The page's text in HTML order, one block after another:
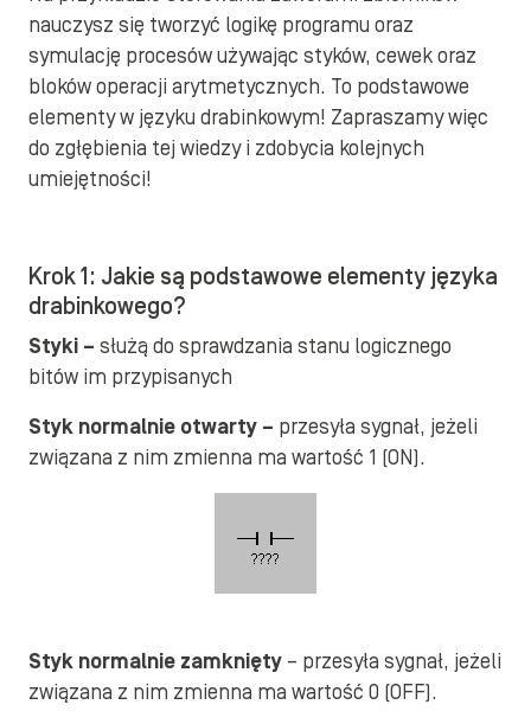
nauczysz się tworzyć logikę programu oraz
symulację procesów używając styków, cewek oraz
bloków operacji arytmetycznych. To podstawowe
elementy w języku drabinkowym! Zapraszamy więc
do zgłębienia tej wiedzy i zdobycia kolejnych
umiejętności!
Krok 1: Jakie są podstawowe elementy języka
drabinkowego?
Styki – służą do sprawdzania stanu logicznego
bitów im przypisanych
Styk normalnie otwarty – przesyła sygnał, jeżeli
związana z nim zmienna ma wartość 1 (ON).
Styk normalnie zamknięty – przesyła sygnał, jeżeli
związana z nim zmienna ma wartość 0 (OFF).